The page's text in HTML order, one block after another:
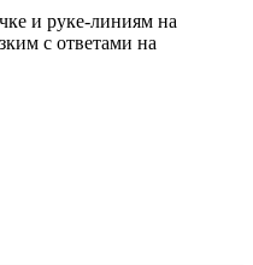
и руке-линиям на
с ответами на